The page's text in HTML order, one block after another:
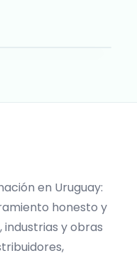
en Uruguay:
honesto y
industrias y obras